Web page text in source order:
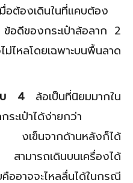
อต้องเดินในที่แคบต้อง
อดีของกระเป๋าล้อลาก 2
หลโดยเฉพาะบนพื้นลาด
บ 4ล้อเป็นที่นิยมมากใน
ระเป๋าได้ง่ายกว่า
งเข็นจากด้านหลังก็ได้
ามารถเดินบนเครื่องได้
ออาจจะไหลลื่นได้ในกรณี